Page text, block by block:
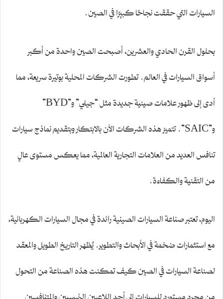
السيارات التي حققت نجاحًا كبيرًا في الصين.
بحلول القرن الحادي والعشرين، أصبحت الصين واحدة من أكبر
أسواق السيارات في العالم. تطورت الشركات المحلية بوتيرة سريعة، مما
أدى إلى ظهور علامات صينية جديدة مثل “جيلي” و”BYD”
و”SAIC”. تتميز هذه الشركات الآن بالابتكار وبتقديم نماذج سيارات
تنافس العديد من العلامات التجارية العالمية، مما يعكس مستوى عالٍ
من التقنية والكفاءة.
اليوم، تعتبر صناعة السيارات الصينية رائدة في مجال السيارات الكهربائية،
مع استثمارات ضخمة في الأبحاث والتطوير. يُظهر التاريخ الطويل والمعقد
لصناعة السيارات في الصين كيف تمكنت هذه الصناعة من التحول